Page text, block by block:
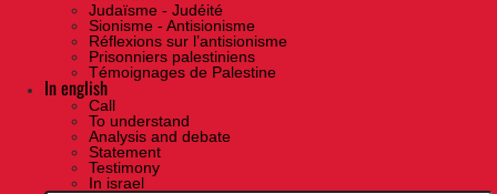
Judaïsme - Judéité
Sionisme - Antisionisme
Réflexions sur l’antisionisme
Prisonniers palestiniens
Témoignages de Palestine
In english
Call
To understand
Analysis and debate
Statement
Testimony
In israel